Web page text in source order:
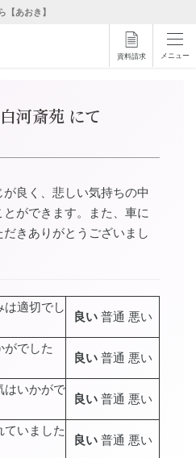
【あおき】
資料請求 メニュー
河斎苑 にて
良く、悲しい気持ちの中
ができます。また、車に
きありがとうございまし
適切でし
良い普通 悪い
でした
良い普通 悪い
いかがで
良い普通 悪い
いました
良い普通 悪い